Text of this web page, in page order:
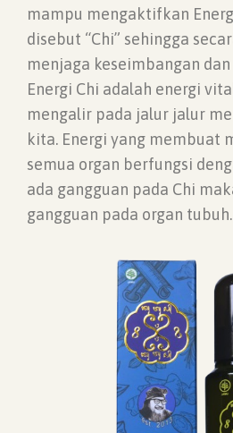
mampu mengaktifkan
disebut “Chi” sehingga
menjaga keseimbangan
Energi Chi adalah energi
mengalir pada jalur jalur
kita. Energi yang membuat
semua organ berfungsi
ada gangguan pada Chi
gangguan pada organ tubuh.